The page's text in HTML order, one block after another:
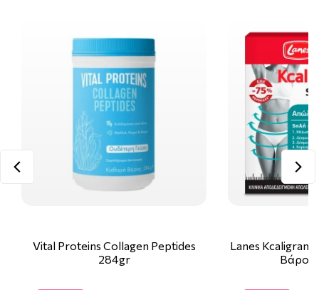
Vital Proteins Collagen Peptides
284gr
Lanes Kcaligram